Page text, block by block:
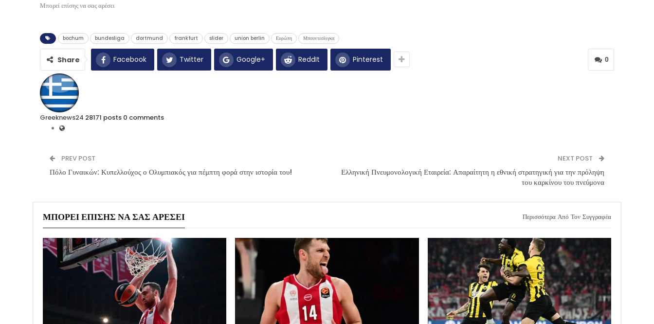
Μπορεί επίσης να σας αρέσει
bochum bundesliga dortmund frankfurt slider union berlin Ευρώπη Μπουντεσλιγκα
0
Share Facebook Twitter Google+ ReddIt Pinterest
Greeknews24 28171 posts 0 comments
PREV POST
Πόλο Γυναικών: Κυπελλούχος ο Ολυμπιακός για πέμπτη φορά στην ιστορία του!
NEXT POST
Ελληνική Πνευμονολογική Εταιρεία: Απαραίτητη η εθνική στρατηγική για την πρόληψη
του καρκίνου του πνεύμονα
ΜΠΟΡΕΊ ΕΠΊΣΗΣ ΝΑ ΣΑΣ ΑΡΈΣΕΙ Περισσότερα Από Τον Συγγραφέα